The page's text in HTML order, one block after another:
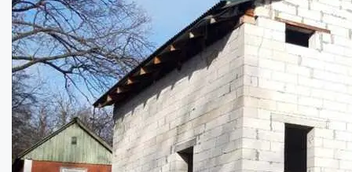
Купити
5000 $